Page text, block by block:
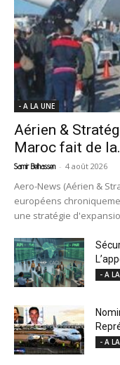
- A LA UNE
Aérien &
Maroc fait de
Samir Belhassen - 4 août 2026
Aero-News (Aérien &
européens
une stratégie
- A
- A